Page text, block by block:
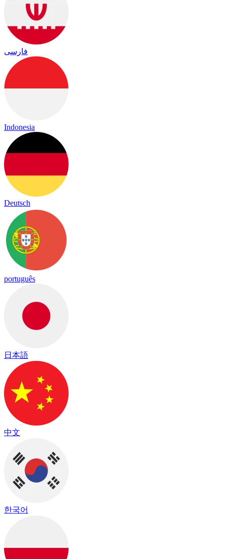
فارسی
Indonesia
Deutsch
português
日本語
中文
한국어